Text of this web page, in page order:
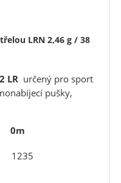
LRN 2,46 g / 38
LRurčený pro sport
pušky,
0m
1235